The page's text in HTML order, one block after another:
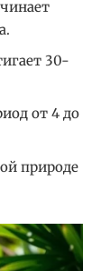
30-
от 4 до
природе